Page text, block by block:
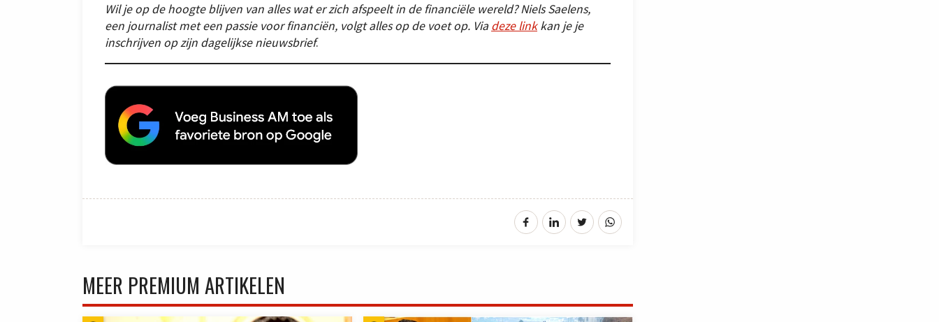
Wil je op de hoogte blijven van alles wat er zich afspeelt in de financiële wereld? Niels Saelens,
een journalist met een passie voor financiën, volgt alles op de voet op. Via deze linkkan je je
inschrijven op zijn dagelijkse nieuwsbrief.
MEER PREMIUM ARTIKELEN